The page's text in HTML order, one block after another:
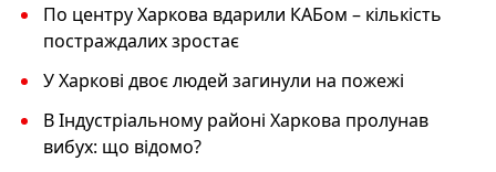
По центру Харкова вдарили КАБом – кількість
постраждалих зростає
У Харкові двоє людей загинули на пожежі
В Індустріальному районі Харкова пролунав
вибух: що відомо?